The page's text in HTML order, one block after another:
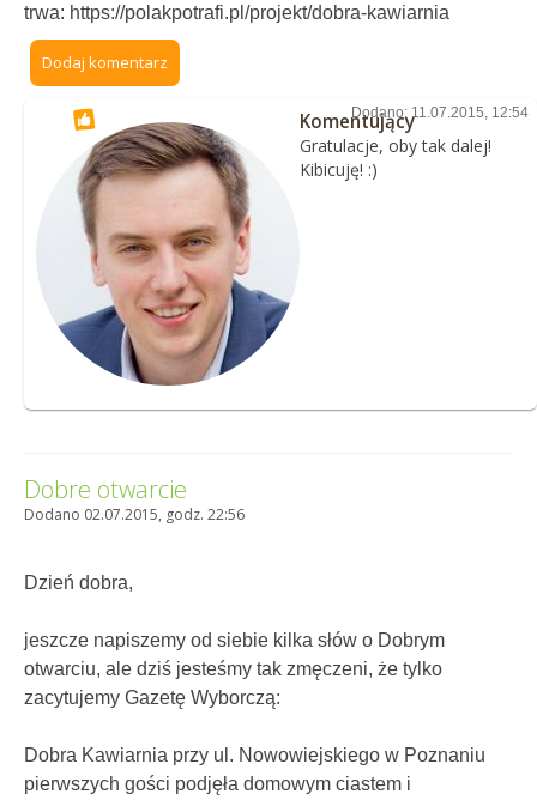
trwa: https://polakpotrafi.pl/projekt/dobra-kawiarnia
Dodaj komentarz
Dodano: 11.07.2015, 12:54
Komentujący
Gratulacje, oby tak dalej!
Kibicuję! :)
Dobre otwarcie
Dodano 02.07.2015, godz. 22:56
Dzień dobra,
jeszcze napiszemy od siebie kilka słów o Dobrym
otwarciu, ale dziś jesteśmy tak zmęczeni, że tylko
zacytujemy Gazetę Wyborczą:
Dobra Kawiarnia przy ul. Nowowiejskiego w Poznaniu
pierwszych gości podjęła domowym ciastem i